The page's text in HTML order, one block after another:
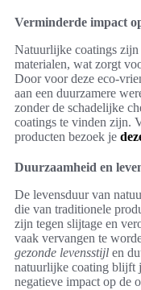
Verminderde impact
Natuurlijke coatings
materialen, wat zorgt
Door voor deze eco-
aan een duurzamere
zonder de schadelijke
coatings te vinden zijn.
producten bezoek je
Duurzaamheid en
De levensduur van
die van traditionele
zijn tegen slijtage en
vaak vervangen te
gezonde levensstijl en
natuurlijke coating blijft
negatieve impact op de